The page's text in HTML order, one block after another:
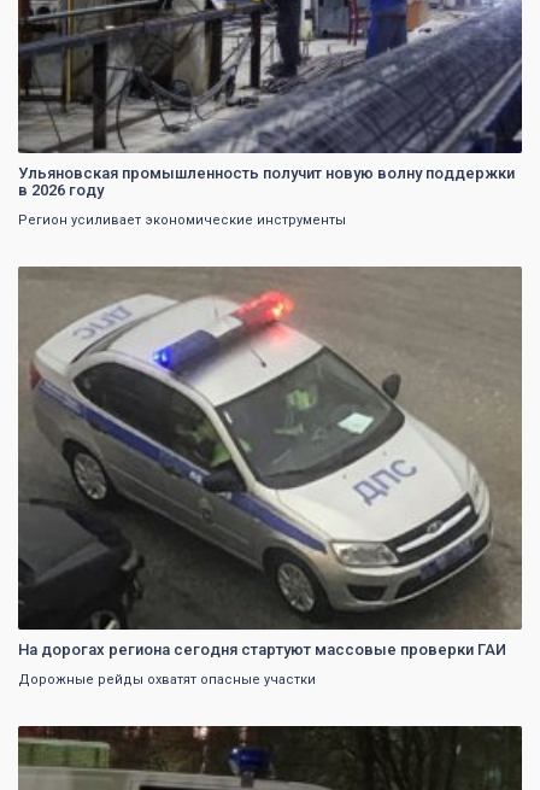
Ульяновская промышленность получит новую волну поддержки
в 2026 году
Регион усиливает экономические инструменты
На дорогах региона сегодня стартуют массовые проверки ГАИ
Дорожные рейды охватят опасные участки